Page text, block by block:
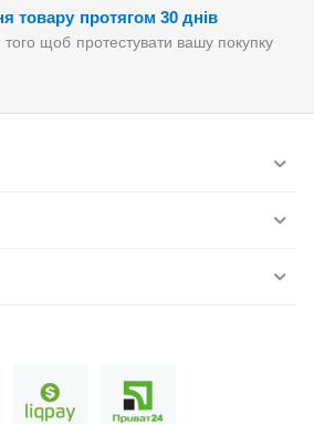
товару протягом 30 днів
щоб протестувати вашу покупку